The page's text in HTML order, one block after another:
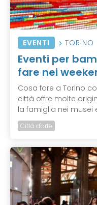
EVENTI TORINO
Eventi per
fare nei
Cosa fare a Torino
città offre molte
la famiglia nei musei
Città d'arte